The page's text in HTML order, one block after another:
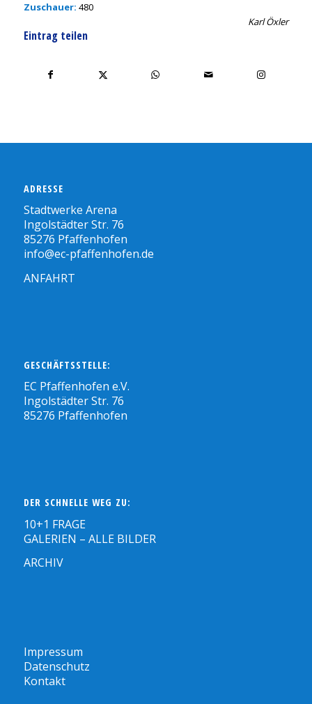
Zuschauer: 480
Karl Öxler
Eintrag teilen
ADRESSE
Stadtwerke Arena
Ingolstädter Str. 76
85276 Pfaffenhofen
info@ec-pfaffenhofen.de
ANFAHRT
GESCHÄFTSSTELLE:
EC Pfaffenhofen e.V.
Ingolstädter Str. 76
85276 Pfaffenhofen
DER SCHNELLE WEG ZU:
10+1 FRAGE
GALERIEN – ALLE BILDER
ARCHIV
Impressum
Datenschutz
Kontakt